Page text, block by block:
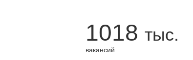
1018 тыс.
вакансий